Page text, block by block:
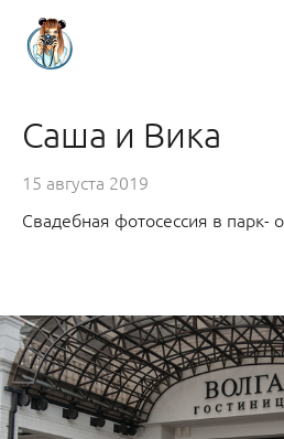
Саша и Вика
15 августа 2019
Свадебная фотосессия в парк-